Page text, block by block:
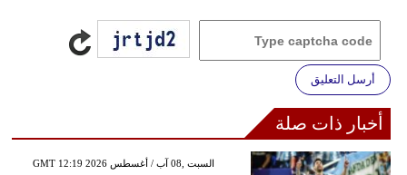
أرسل التعليق
أخبار ذات صلة
GMT 12:19 2026 السبت ,08 آب / أغسطس